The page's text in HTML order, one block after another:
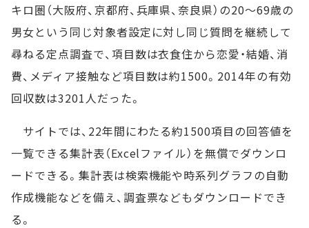
キロ圏（大阪府、京都府、兵庫県、奈良県）の20～69歳の
男女という同じ対象者設定に対し同じ質問を継続して
尋ねる定点調査で、項目数は衣食住から恋愛・結婚、消
費、メディア接触など項目数は約1500。2014年の有効
回収数は3201人だった。
サイトでは、22年間にわたる約1500項目の回答値を
一覧できる集計表（Excelファイル）を無償でダウンロ
ードできる。集計表は検索機能や時系列グラフの自動
作成機能などを備え、調査票などもダウンロードでき
る。